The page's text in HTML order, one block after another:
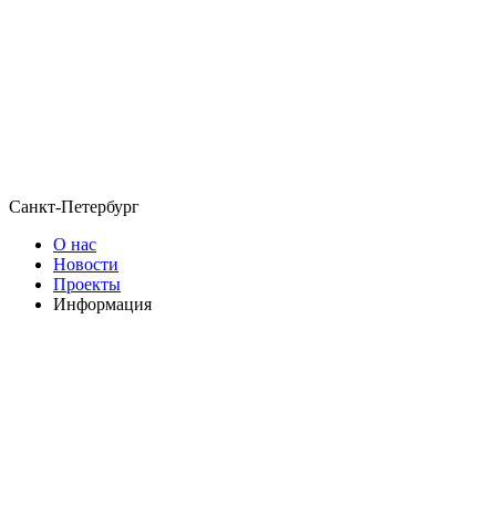
Санкт-Петербург
О нас
Новости
Проекты
Информация